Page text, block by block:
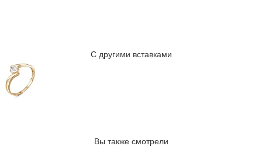
С другими вставками
Вы также смотрели